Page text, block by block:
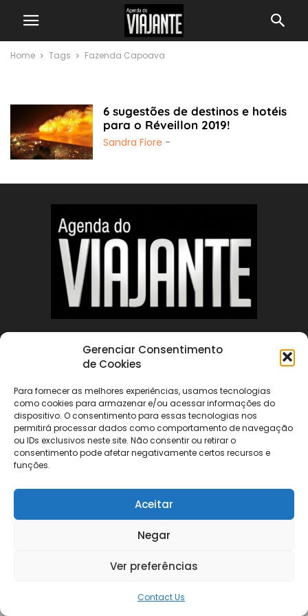
Gerenciar Consentimento
de Cookies
Para fornecer as melhores experiências, usamos tecnologias
como cookies para armazenar e/ou acessar informações do
dispositivo. O consentimento para essas tecnologias nos
permitirá processar dados como comportamento de navegação
ou IDs exclusivos neste site. Não consentir ou retirar o
consentimento pode afetar negativamente certos recursos e
funções.
Aceitar
Negar
Ver preferências
Contact Us
Home Tags Fazenda Capoava
6 sugestões de destinos e hotéis
para o Réveillon 2019!
Sandra Fiore -
ABOUT US
FOLLOW US
©